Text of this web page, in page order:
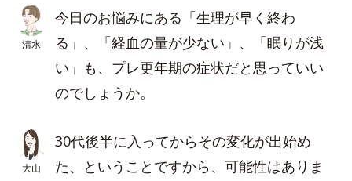
清水
今日のお悩みにある「生理が早く終わ
る」、「経血の量が少ない」、「眠りが浅
い」も、プレ更年期の症状だと思っていい
のでしょうか。
大山
30代後半に入ってからその変化が出始め
た、ということですから、可能性はありま